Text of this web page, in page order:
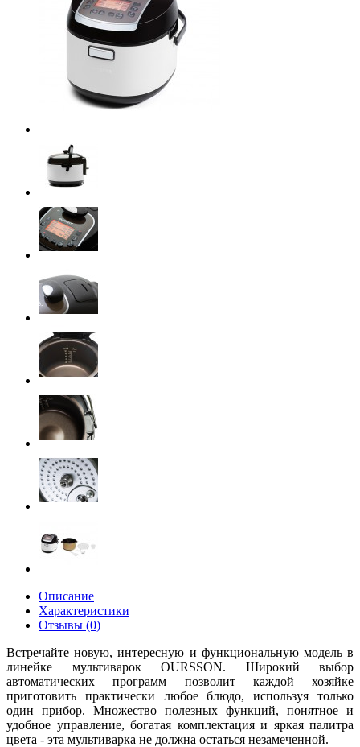
Описание
Характеристики
Отзывы (0)
Встречайте новую, интересную и функциональную модель в
линейке мультиварок OURSSON. Широкий выбор
автоматических программ позволит каждой хозяйке
приготовить практически любое блюдо, используя только
один прибор. Множество полезных функций, понятное и
удобное управление, богатая комплектация и яркая палитра
цвета - эта мультиварка не должна остаться незамеченной.